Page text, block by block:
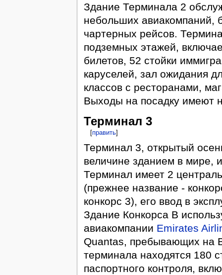
Здание Терминала 2
небольших авиакомпаний,
чартерных рейсов.
подземных этажей,
билетов, 52 стойки
каруселей, зал ожидания
классов с ресторанами,
Выходы на посадку имеют
Терминал 3
[править]
Терминал 3, открытый
величине зданием в мире,
Терминал имеет 2
(прежнее название -
конкорс 3), его ввод в
Здание Конкорса В
авиакомпании Emirates
Quantas, пребывающих на
терминала находятся 180
паспортного контроля,